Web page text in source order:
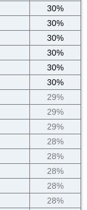
30%
30%
30%
30%
30%
30%
29%
29%
29%
28%
28%
28%
28%
28%